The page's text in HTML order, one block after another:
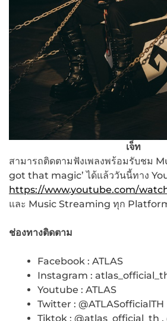
เจ็ท
สามารถติดตามฟังเพลงพร้อมรับชม
got that magic’ ได้แล้ววันนี้ทาง
https://www.youtube.com/
และ Music Streaming ทุก
ช่องทางติดตาม
Facebook : ATLAS
Instagram :
Youtube : ATLAS
Twitter : @ATLASofficialTH
Tiktok : @atlas_official_th